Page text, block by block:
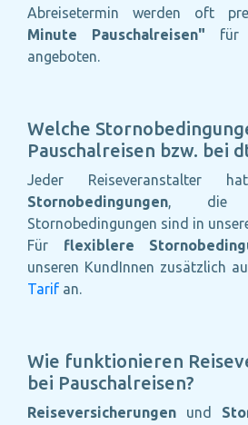
Abreisetermin werden oft
Minute Pauschalreisen" für
angeboten.
Welche
Pauschalreisen bzw. bei
Jeder Reiseveranstalter
Stornobedingungen, die
Stornobedingungen sind in
Für flexiblere
unseren KundInnen zusätzlich
Tarif an.
Wie funktionieren
bei Pauschalreisen?
Reiseversicherungen und